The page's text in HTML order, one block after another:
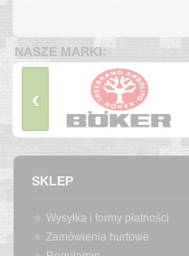
NASZE MARKI:
‹
SKLEP
Wysyłka i formy płatności
Zamówienia hurtowe